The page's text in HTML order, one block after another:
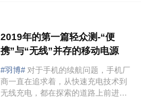
2019年的第一篇轻众测-“便
携”与“无线”并存的移动电源
#羽博# 对于手机的续航问题，手机厂
商一直在追求着，从快速充电技术到
无线充电，都在探索的道路上前进。